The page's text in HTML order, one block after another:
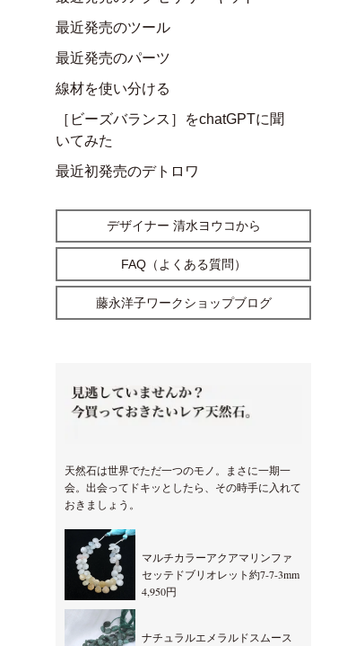
最近発売のツール
最近発売のパーツ
線材を使い分ける
［ビーズバランス］をchatGPTに聞
いてみた
最近初発売のデトロワ
デザイナー 清水ヨウコから
FAQ（よくある質問）
藤永洋子ワークショップブログ
天然石は世界でただ一つのモノ。まさに一期一
会。出会ってドキッとしたら、その時手に入れて
おきましょう。
マルチカラーアクアマリンファ
セッテドブリオレット約7-7-3mm
4,950円
ナチュラルエメラルドスムース